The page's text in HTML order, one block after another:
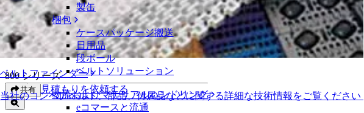
ベルトファインダー
当社のコンベアベルト、部品、付属品などに関する詳細な技術情報をご覧ください
製缶
梱包
ケースパッケージ搬送
日用品
段ボール
ベルトソリューション
物流およびマテリアルハンドリング
eコマースと流通
800 シリーズ
ナブトップベースのフライト（ダブルノークリング）
ナブトップベースのフライト（ダブルノークリング）
800 シリーズ
共有 見積もりを依頼する